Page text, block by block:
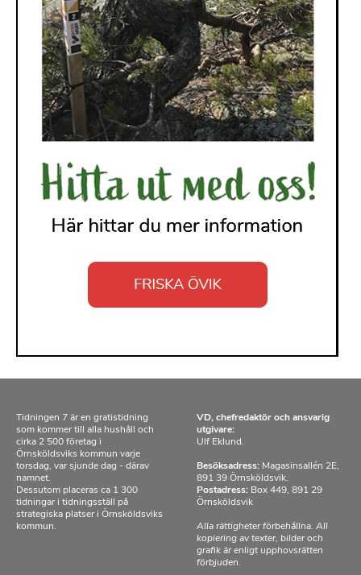
Tidningen 7 är en gratistidning
som kommer till alla hushåll och
cirka 2 500 företag i
Örnsköldsviks kommun varje
torsdag, var sjunde dag - därav
namnet.
Dessutom placeras ca 1 300
tidningar i tidningsställ på
strategiska platser i Örnsköldsviks
kommun.
VD, chefredaktör och ansvarig
utgivare:
Ulf Eklund.
Besöksadress: Magasinsallén 2E,
891 39 Örnsköldsvik.
Postadress: Box 449, 891 29
Örnsköldsvik
Alla rättigheter förbehållna. All
kopiering av texter, bilder och
grafik är enligt upphovsrätten
förbjuden.